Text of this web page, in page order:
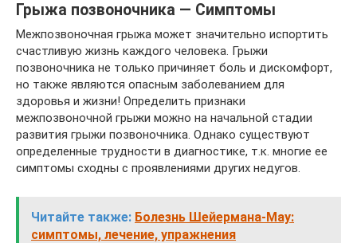
Грыжа позвоночника — Симптомы
Межпозвоночная грыжа может значительно испортить
счастливую жизнь каждого человека. Грыжи
позвоночника не только причиняет боль и дискомфорт,
но также являются опасным заболеванием для
здоровья и жизни! Определить признаки
межпозвоночной грыжи можно на начальной стадии
развития грыжи позвоночника. Однако существуют
определенные трудности в диагностике, т.к. многие ее
симптомы сходны с проявлениями других недугов.
Читайте также: Болезнь Шейермана-Мау:
симптомы, лечение, упражнения